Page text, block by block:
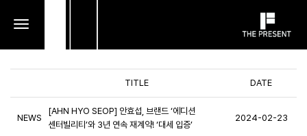
toggle
TITLE DATE
NEWS
[AHN HYO SEOP] 안효섭, 브랜드 ‘에디션
센터빌리티’와 3년 연속 재계약! ‘대세 입증’
2024-02-23